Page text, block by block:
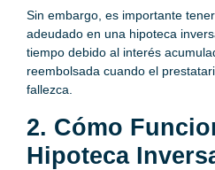
Sin embargo, es importante
adeudado en una hipoteca
tiempo debido al interés
reembolsada cuando el
fallezca.
2. Cómo
Hipoteca